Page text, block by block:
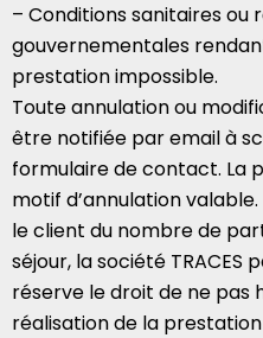
– Conditions sanitaires ou
gouvernementales
prestation impossible.
Toute annulation ou
être notifiée par email à
formulaire de contact. La
motif d’annulation
le client du nombre de
séjour, la société TRACES
réserve le droit de ne pas
réalisation de la